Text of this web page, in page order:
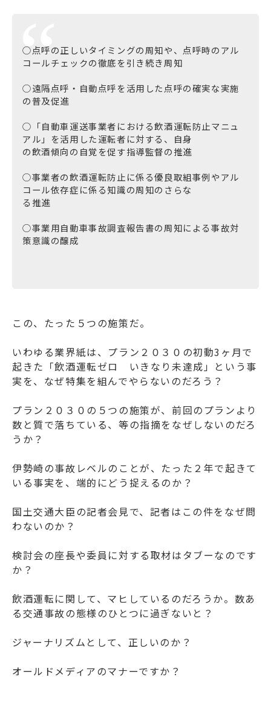
○点呼の正しいタイミングの周知や、点呼時のアル
コールチェックの徹底を引き続き周知
○遠隔点呼・自動点呼を活用した点呼の確実な実施
の普及促進
○「自動車運送事業者における飲酒運転防止マニュ
アル」を活用した運転者に対する、自身
の飲酒傾向の自覚を促す指導監督の推進
○事業者の飲酒運転防止に係る優良取組事例やアル
コール依存症に係る知識の周知のさらな
る推進
○事業用自動車事故調査報告書の周知による事故対
策意識の醸成
この、たった５つの施策だ。
いわゆる業界紙は、プラン２０３０の初動3ヶ月で
起きた「飲酒運転ゼロ いきなり未達成」という事
実を、なぜ特集を組んでやらないのだろう？
プラン２０３０の５つの施策が、前回のプランより
数と質で落ちている、等の指摘をなぜしないのだろ
うか？
伊勢崎の事故レベルのことが、たった２年で起きて
いる事実を、端的にどう捉えるのか？
国土交通大臣の記者会見で、記者はこの件をなぜ問
わないのか？
検討会の座長や委員に対する取材はタブーなのです
か？
飲酒運転に関して、マヒしているのだろうか。数あ
る交通事故の態様のひとつに過ぎないと？
ジャーナリズムとして、正しいのか？
オールドメディアのマナーですか？